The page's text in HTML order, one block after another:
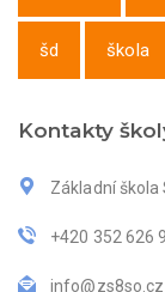
šd škola
Kontakty
Základní škola
+420 352 626
info@zs8so.cz